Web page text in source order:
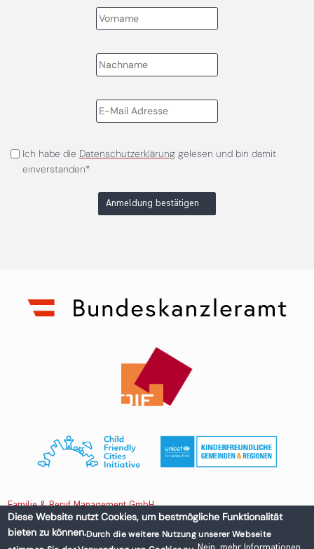
Ich habe die Datenschutzerklärunggelesen und bin damit
einverstanden*
Anmeldung bestätigen
Familie & Beruf Management GmbH
Untere Donaustraße 13-15/3 1020 Wien, Austria
Diese Website nutzt Cookies, um bestmögliche Funktionalität
bieten zu können.Durch die weitere Nutzung unserer Webseite